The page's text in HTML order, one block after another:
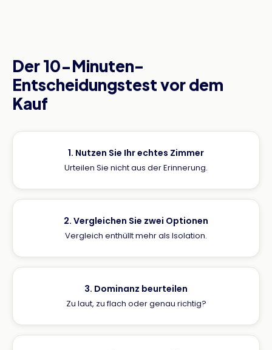
Der 10-Minuten-
Entscheidungstest vor dem
Kauf
1. Nutzen Sie Ihr echtes Zimmer
Urteilen Sie nicht aus der Erinnerung.
2. Vergleichen Sie zwei Optionen
Vergleich enthüllt mehr als Isolation.
3. Dominanz beurteilen
Zu laut, zu flach oder genau richtig?